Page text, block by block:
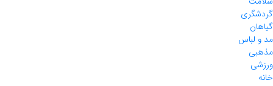
گردشگری
گیاهان
مد و لباس
مذهبی
ورزشی
خانه